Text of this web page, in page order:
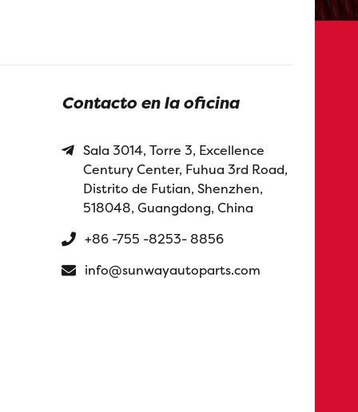
Contacto en la oficina
Sala 3014, Torre 3, Excellence
Century Center, Fuhua 3rd Road,
Distrito de Futian, Shenzhen,
518048, Guangdong, China
+86 -755 -8253- 8856
info@sunwayautoparts.com